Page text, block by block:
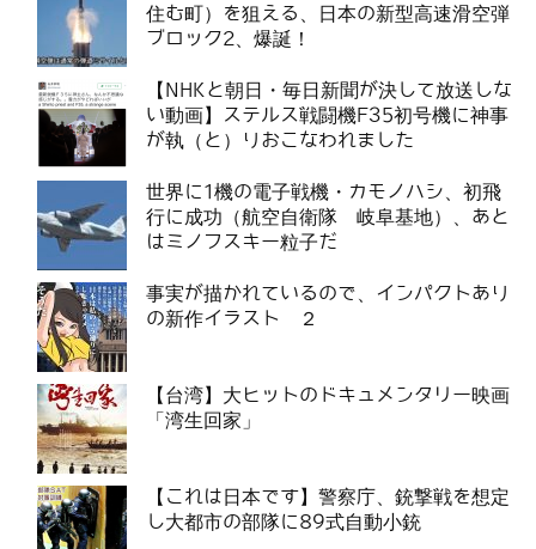
住む町）を狙える、日本の新型高速滑空弾
ブロック2、爆誕！
【NHKと朝日・毎日新聞が決して放送しな
い動画】ステルス戦闘機F35初号機に神事
が執（と）りおこなわれました
世界に1機の電子戦機・カモノハシ、初飛
行に成功（航空自衛隊 岐阜基地）、あと
はミノフスキー粒子だ
事実が描かれているので、インパクトあり
の新作イラスト ２
【台湾】大ヒットのドキュメンタリー映画
「湾生回家」
【これは日本です】警察庁、銃撃戦を想定
し大都市の部隊に89式自動小銃